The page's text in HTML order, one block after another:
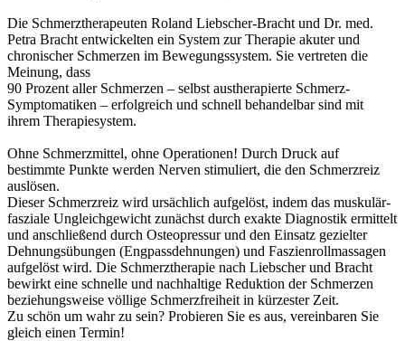
Die Schmerztherapeuten Roland Liebscher-Bracht und Dr. med.
Petra Bracht entwickelten ein System zur Therapie akuter und
chronischer Schmerzen im Bewegungssystem. Sie vertreten die
Meinung, dass
90 Prozent aller Schmerzen – selbst austherapierte Schmerz-
Symptomatiken – erfolgreich und schnell behandelbar sind mit
ihrem The­ra­pie­sys­tem.
Ohne Schmerzmittel, ohne Opera­tionen! Durch Druck auf
bestimmte Punkte werden Nerven stimuliert, die den Schmerzreiz
auslösen.
Dieser Schmerzreiz wird ursächlich aufgelöst, indem das muskulär-
fasziale Ungleichgewicht zunächst durch exakte Diagnostik ermittelt
und anschließend durch Osteopressur und den Einsatz gezielter
Dehnungsübungen (Engpassdehnungen) und Faszienrollmassagen
aufgelöst wird. Die Schmerztherapie nach Liebscher und Bracht
bewirkt eine schnelle und nachhaltige Reduktion der Schmerzen
beziehungsweise völlige Schmerzfreiheit in kürzester Zeit.
Zu schön um wahr zu sein? Probieren Sie es aus, vereinbaren Sie
gleich einen Termin!